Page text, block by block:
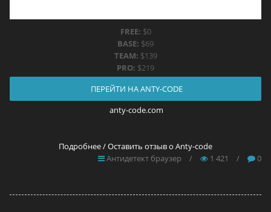
FREE: $0
BASE: $69
TEAM: $139
PRO: $219
ПЕРЕЙТИ НА ANTY-CODE
anty-code.com
Подробнее / Оставить отзыв о Anty-code
Антидетект браузер
/ 1 421 / 0